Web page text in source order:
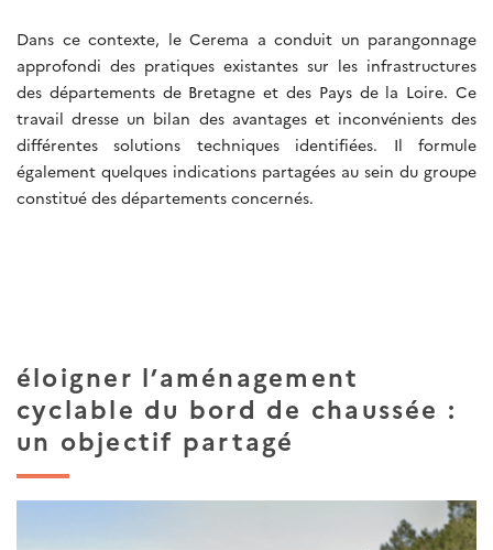
Dans ce contexte, le Cerema a conduit un parangonnage
approfondi des pratiques existantes sur les infrastructures
des départements de Bretagne et des Pays de la Loire. Ce
travail dresse un bilan des avantages et inconvénients des
différentes solutions techniques identifiées. Il formule
également quelques indications partagées au sein du groupe
constitué des départements concernés.
éloigner l’aménagement
cyclable du bord de chaussée :
un objectif partagé